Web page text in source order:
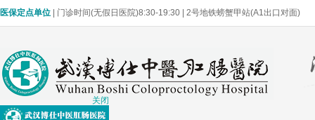
医保定点单位 | 门诊时间(无假日医院)8:30-19:30 | 2号地铁螃蟹甲站(A1出口对面)
关闭